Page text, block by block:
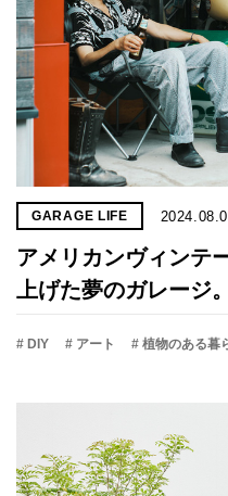
GARAGE LIFE
アメリカンヴィンテ
上げた夢のガレージ。
# DIY # アート # 植物のある暮